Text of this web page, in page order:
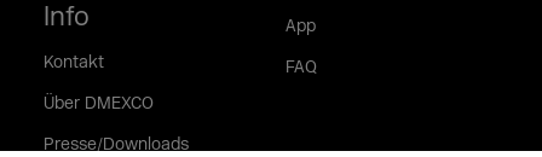
Info
Kontakt
Über DMEXCO
Presse/Downloads
App
FAQ